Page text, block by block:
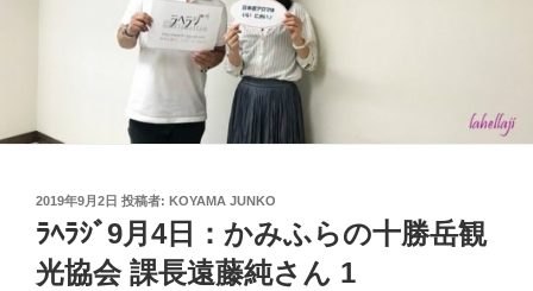
投
稿
日:
2019年9月2日 投稿者: KOYAMA JUNKO
ﾗﾍﾗｼﾞ9月4日：かみふらの十勝岳観
光協会 課長遠藤純さん 1